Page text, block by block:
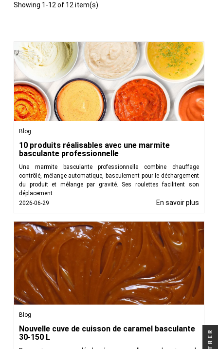
Showing 1-12 of 12 item(s)
Blog
10 produits réalisables avec une marmite
basculante professionnelle
Une marmite basculante professionnelle combine chauffage
contrôlé, mélange automatique, basculement pour le déchargement
du produit et mélange par gravité. Ses roulettes facilitent son
déplacement.
2026-06-29
En savoir plus
Blog
Nouvelle cuve de cuisson de caramel basculante
30-150 L